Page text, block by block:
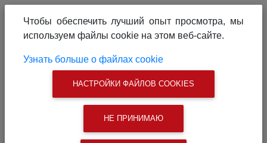
Связаться с нами
Поиск
Чтобы обеспечить лучший опыт просмотра, мы
используем файлы cookie на этом веб-сайте.
Узнать больше о файлах cookie